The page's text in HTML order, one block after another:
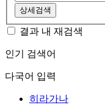
상세검색
결과 내 재검색
인기 검색어
다국어 입력
히라가나